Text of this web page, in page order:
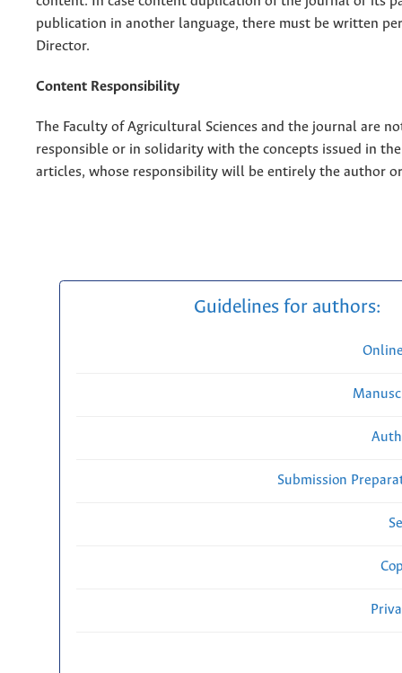
publication in another language, there must be written
Director.
Content Responsibility
The Faculty of Agricultural Sciences and the journal are
responsible or in solidarity with the concepts issued in
articles, whose responsibility will be entirely the author
Guidelines for authors:
Submission